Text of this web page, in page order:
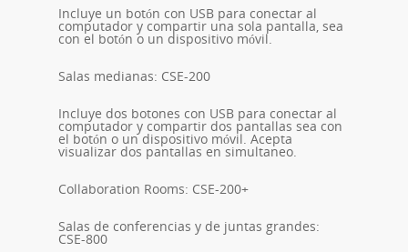
Incluye un botón con USB para conectar al
computador y compartir una sola pantalla, sea
con el botón o un dispositivo móvil.
Salas medianas: CSE-200
Incluye dos botones con USB para conectar al
computador y compartir dos pantallas sea con
el botón o un dispositivo móvil. Acepta
visualizar dos pantallas en simultaneo.
Collaboration Rooms: CSE-200+
Salas de conferencias y de juntas grandes:
CSE-800